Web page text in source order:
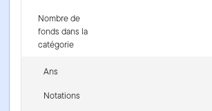
Nombre de
fonds dans la
catégorie
Ans
Notations